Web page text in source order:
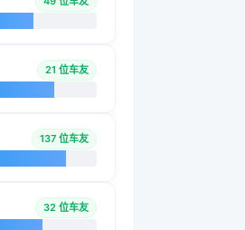
21 位车友
137 位车友
32 位车友